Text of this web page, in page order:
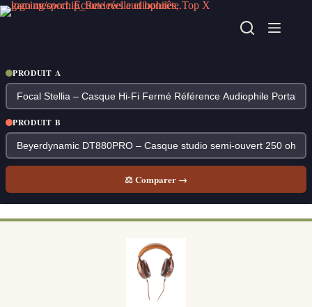
Passer
au
PRODUIT A
PRODUIT B
⚖ Comparer →